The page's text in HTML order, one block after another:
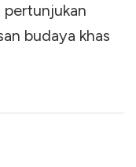
budaya khas